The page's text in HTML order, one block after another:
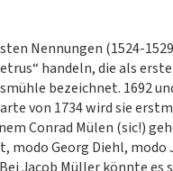
Nennungen (1524-
handeln, die als erste
bezeichnet. 1692
von 1734 wird sie
Conrad Mülen (sic!)
modo Georg Diehl,